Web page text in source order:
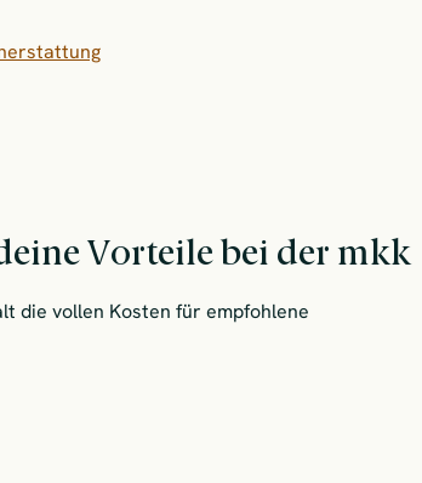
Vorteile bei der mkk
die vollen Kosten für empfohlene